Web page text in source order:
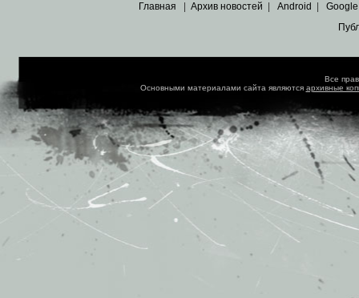
Главная Архив новостей Android Google
Все
Основными материалами сайта являются архивные